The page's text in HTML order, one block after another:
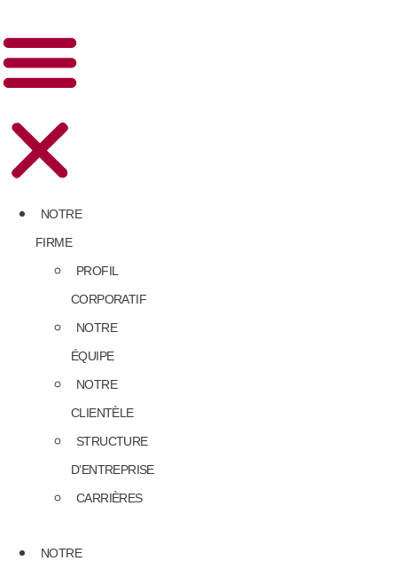
NOTRE
FIRME
PROFIL
CORPORATIF
NOTRE
ÉQUIPE
NOTRE
CLIENTÈLE
STRUCTURE
D’ENTREPRISE
CARRIÈRES
NOTRE